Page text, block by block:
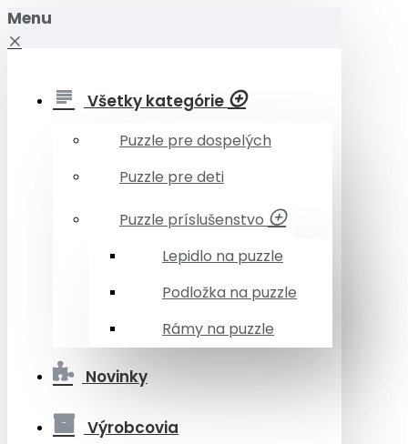
Menu
Všetky kategórie
Puzzle pre dospelých
Puzzle pre deti
Puzzle príslušenstvo
Lepidlo na puzzle
Podložka na puzzle
Rámy na puzzle
Novinky
Výrobcovia